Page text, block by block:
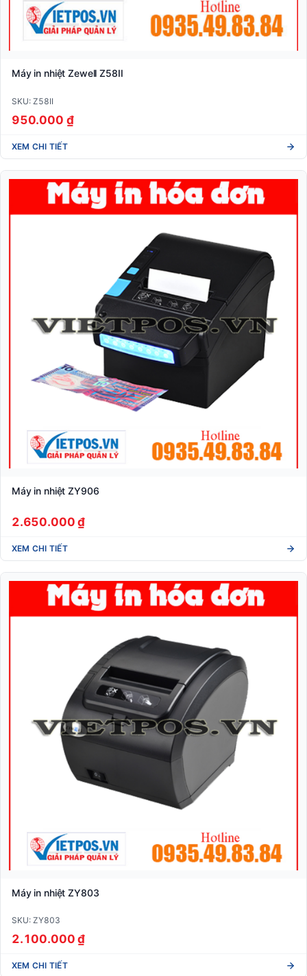
Máy in nhiệt Zewell Z58II
SKU: Z58II
950.000 ₫
XEM CHI TIẾT
Máy in nhiệt ZY906
2.650.000 ₫
XEM CHI TIẾT
Máy in nhiệt ZY803
SKU: ZY803
2.100.000 ₫
XEM CHI TIẾT